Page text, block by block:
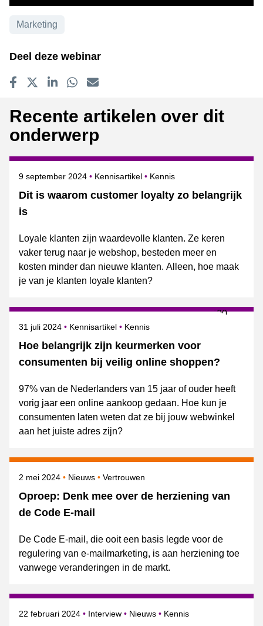
Onderwerpen
Marketing
Deel deze webinar
Recente artikelen over dit
onderwerp
Dit is waarom customer loyalty zo belangrijk
is
Gepubliceerd op
9 september 2024 Kennisartikel Onderwerpen
Kennis
Loyale klanten zijn waardevolle klanten. Ze keren
vaker terug naar je webshop, besteden meer en
kosten minder dan nieuwe klanten. Alleen, hoe maak
je van je klanten loyale klanten?
Hoe belangrijk zijn keurmerken voor
consumenten bij veilig online shoppen?
Gepubliceerd op
31 juli 2024 Kennisartikel Onderwerpen
Kennis
97% van de Nederlanders van 15 jaar of ouder heeft
vorig jaar een online aankoop gedaan. Hoe kun je
consumenten laten weten dat ze bij jouw webwinkel
aan het juiste adres zijn?
Oproep: Denk mee over de herziening van
de Code E-mail
Gepubliceerd op
2 mei 2024 Categorie
Nieuws Onderwerpen
Vertrouwen
De Code E-mail, die ooit een basis legde voor de
regulering van e-mailmarketing, is aan herziening toe
vanwege veranderingen in de markt.
Gepubliceerd op
22 februari 2024 Categorie
Interview Nieuws Onderwerpen
Kennis